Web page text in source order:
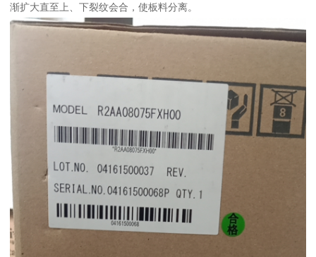
渐扩大直至上、下裂纹会合，使板料分离。